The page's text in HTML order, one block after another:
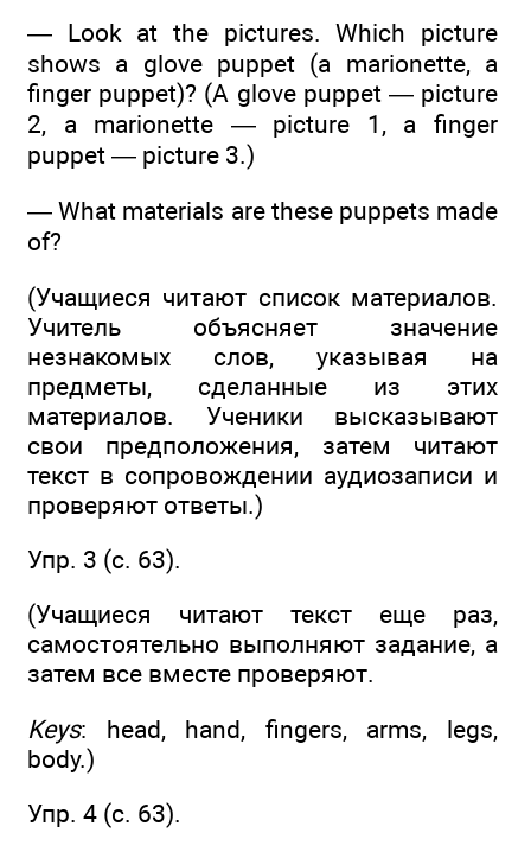
— Look at the pictures. Which picture
shows a glove puppet (a marionette, a
finger puppet)? (A glove puppet — picture
2, a marionette — picture 1, a finger
puppet — picture 3.)
— What materials are these puppets made
of?
(Учащиеся читают список материалов.
Учитель объясняет значение
незнакомых слов, указывая на
предметы, сделанные из этих
материалов. Ученики высказывают
свои предположения, затем читают
текст в сопровождении аудиозаписи и
проверяют ответы.)
Упр. 3 (с. 63).
(Учащиеся читают текст еще раз,
самостоятельно выполняют задание, а
затем все вместе проверяют.
Keys: head, hand, fingers, arms, legs,
body.)
Упр. 4 (c. 63).